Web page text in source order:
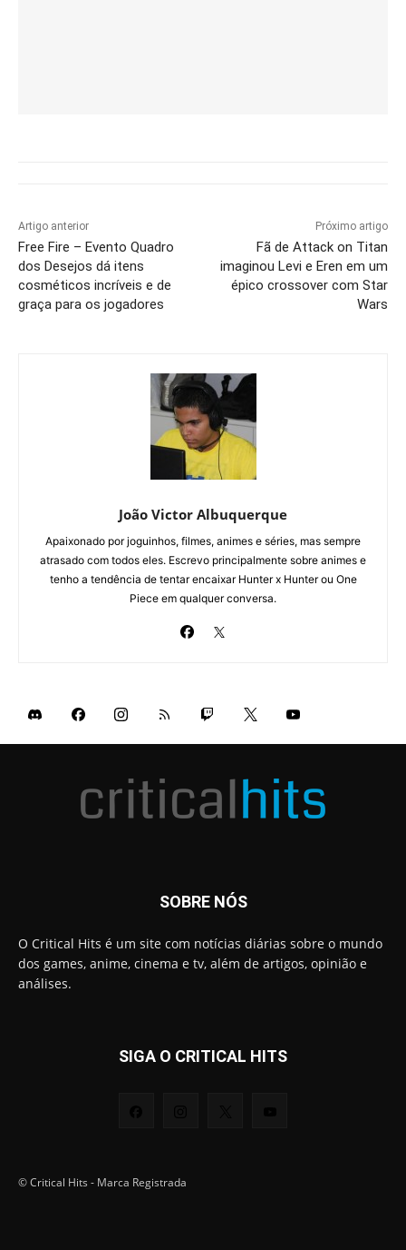
Artigo anterior
Free Fire – Evento Quadro
dos Desejos dá itens
cosméticos incríveis e de
graça para os jogadores
Próximo artigo
Fã de Attack on Titan
imaginou Levi e Eren em um
épico crossover com Star
Wars
João Victor Albuquerque
Apaixonado por joguinhos, filmes, animes e séries, mas sempre
atrasado com todos eles. Escrevo principalmente sobre animes e
tenho a tendência de tentar encaixar Hunter x Hunter ou One
Piece em qualquer conversa.
SOBRE NÓS
O Critical Hits é um site com notícias diárias sobre o mundo
dos games, anime, cinema e tv, além de artigos, opinião e
análises.
SIGA O CRITICAL HITS
© Critical Hits - Marca Registrada